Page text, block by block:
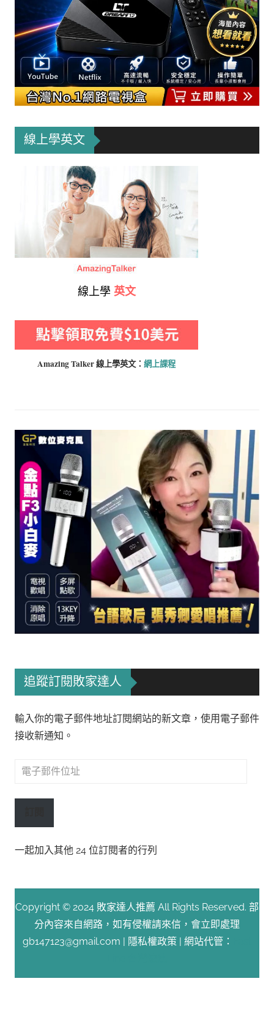
線上學英文
線上學 英文
Amazing Talker 線上學英文： 網上課程
追蹤訂閱敗家達人
輸入你的電子郵件地址訂閱網站的新文章，使用電子郵件
接收新通知。
電
郵
址
一起加入其他 24 位訂閱者的行列
Copyright © 2024 敗家達人推薦 All Rights Reserved. 部
分內容來自網路，如有侵權請來信，會立即處理
gb147123@gmail.com | 隱私權政策 | 網站代管：